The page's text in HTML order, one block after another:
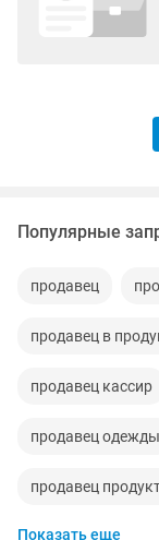
Популярные
продавец
продавец в
продавец кассир
продавец одежды
продавец
Показать еще